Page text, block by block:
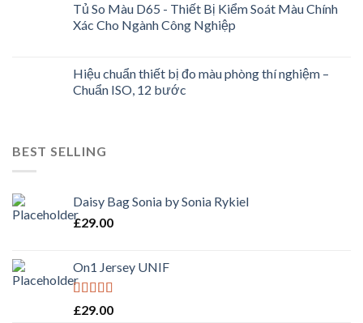
Tủ So Màu D65 - Thiết Bị Kiểm Soát Màu Chính
Xác Cho Ngành Công Nghiệp
Hiệu chuẩn thiết bị đo màu phòng thí nghiệm –
Chuẩn ISO, 12 bước
BEST SELLING
Daisy Bag Sonia by Sonia Rykiel
£29.00
On1 Jersey UNIF
Rated5.00
£29.00